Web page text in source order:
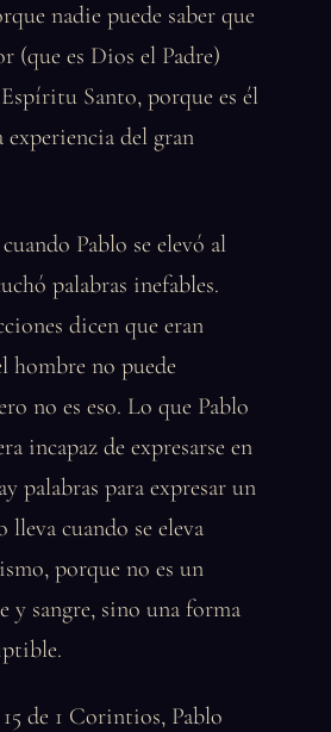
nadie puede saber que
(que es Dios el Padre)
Santo, porque es él
del gran
Pablo se elevó al
palabras inefables.
dicen que eran
hombre no puede
no es eso. Lo que Pablo
incapaz de expresarse en
palabras para expresar un
lleva cuando se eleva
porque no es un
y sangre, sino una forma
de 1 Corintios, Pablo